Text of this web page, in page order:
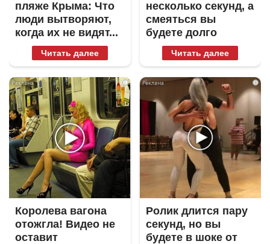
пляже Крыма: Что
люди вытворяют,
когда их не видят...
Читать далее
несколько секунд, а
смеяться вы
будете долго
Читать далее
i
Королева вагона
отожгла! Видео не
оставит
i
Ролик длится пару
секунд, но вы
будете в шоке от